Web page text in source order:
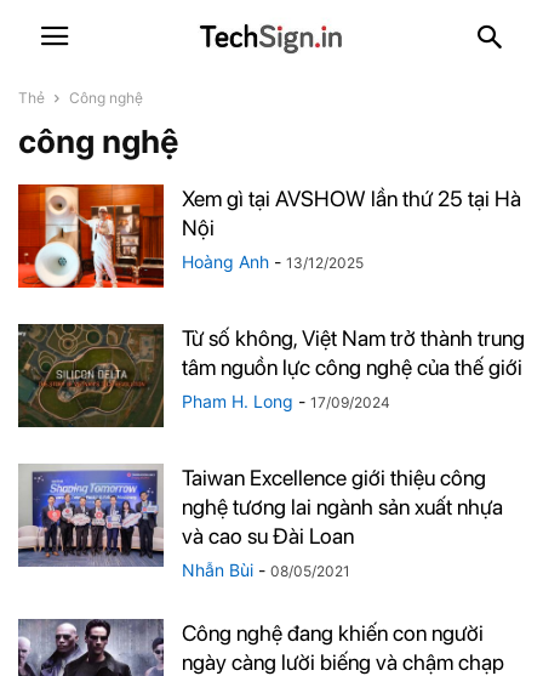
Thẻ Công nghệ
công nghệ
Xem gì tại AVSHOW lần thứ 25 tại Hà
Nội
Hoàng Anh - 13/12/2025
Từ số không, Việt Nam trở thành trung
tâm nguồn lực công nghệ của thế giới
Pham H. Long - 17/09/2024
Taiwan Excellence giới thiệu công
nghệ tương lai ngành sản xuất nhựa
và cao su Đài Loan
Nhẫn Bùi - 08/05/2021
Công nghệ đang khiến con người
ngày càng lười biếng và chậm chạp